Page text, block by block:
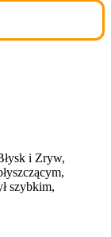
i Zryw,
szybkim,